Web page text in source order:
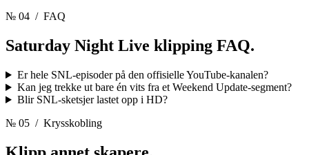
№ 04 / FAQ
Saturday Night Live klipping FAQ.
Er hele SNL-episoder på den offisielle YouTube-kanalen?
Kan jeg trekke ut bare én vits fra et Weekend Update-segment?
Blir SNL-sketsjer lastet opp i HD?
№ 05 / Krysskobling